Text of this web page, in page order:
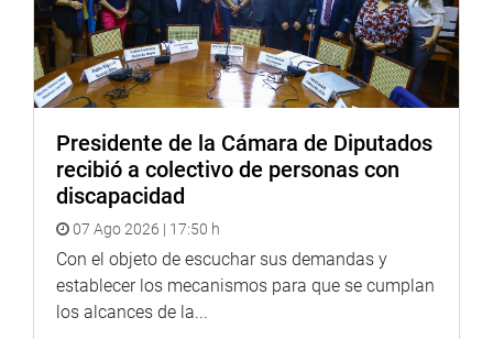
Presidente de la Cámara de Diputados
recibió a colectivo de personas con
discapacidad
07 Ago 2026 | 17:50 h
Con el objeto de escuchar sus demandas y
establecer los mecanismos para que se cumplan
los alcances de la...